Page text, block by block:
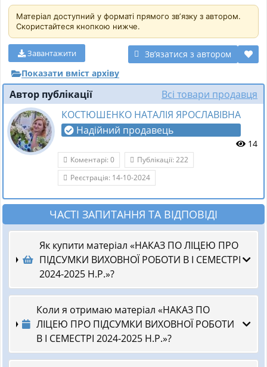
Матеріал доступний у форматі прямого звʼязку з автором.
Скористайтеся кнопкою нижче.
Звʼязатися з автором
Завантажити
Показати вміст архіву
Автор публікації
Всі товари продавця
КОСТЮШЕНКО НАТАЛІЯ ЯРОСЛАВІВНА
Надійний продавець
14
Коментарі: 0
Публікації: 222
Реєстрація: 14-10-2024
ЧАСТІ ЗАПИТАННЯ ТА ВІДПОВІДІ
Як купити матеріал «НАКАЗ ПО ЛІЦЕЮ ПРО
ПІДСУМКИ ВИХОВНОЇ РОБОТИ В І СЕМЕСТРІ
2024-2025 Н.Р.»?
Коли я отримаю матеріал «НАКАЗ ПО
ЛІЦЕЮ ПРО ПІДСУМКИ ВИХОВНОЇ РОБОТИ
В І СЕМЕСТРІ 2024-2025 Н.Р.»?